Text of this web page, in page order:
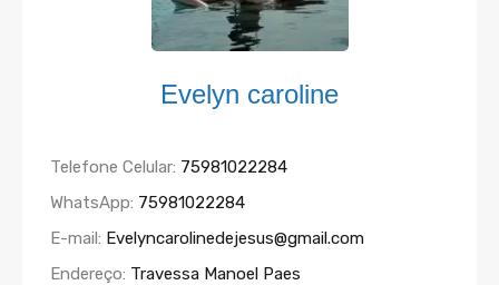
Evelyn caroline
Telefone Celular: 75981022284
WhatsApp: 75981022284
E-mail: Evelyncarolinedejesus@gmail.com
Endereço: Travessa Manoel Paes